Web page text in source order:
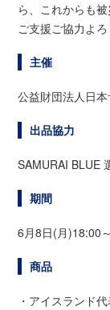
ら、これからも
ご支援ご協力よろ
主催
公益財団法人日
出品協力
SAMURAI BLUE
期間
6月8日(月)18:00
商品
・アイスランド